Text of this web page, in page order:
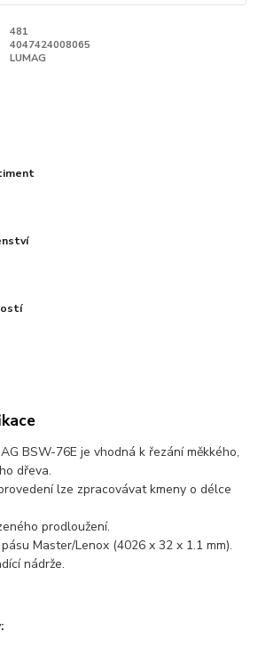
481
4047424008065
LUMAG
BSW-76E je vhodná k řezání měkkého,
dřeva.
lze zpracovávat kmeny o délce
prodloužení.
Master/Lenox (4026 x 32 x 1.1 mm).
nádrže.